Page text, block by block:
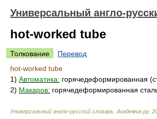
Универсальный англо-
hot-worked tube
Толкование
Перевод
hot-worked tube
1) Автоматика: горячедеформированная
2) Макаров: горячедеформированная
Универсальный англо-русский словарь Академик.ру.